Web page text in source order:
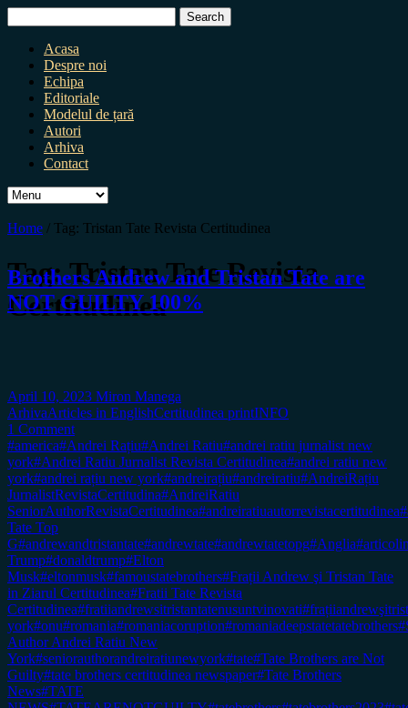
for:
Acasa
Despre noi
Echipa
Editoriale
Modelul de țară
Autori
Arhiva
Contact
Home / Tag: Tristan Tate Revista Certitudinea
Tag:Tristan Tate Revista
Certitudinea
Brothers Andrew and Tristan Tate are
NOT GUILTY 100%
April 10, 2023 Miron Manega
ArhivaArticles in EnglishCertitudinea printINFO
1 Comment
#america#Andrei Rațiu#Andrei Ratiu#andrei ratiu jurnalist new
york#Andrei Ratiu Jurnalist Revista Certitudinea#andrei ratiu new
york#andrei rațiu new york#andreirațiu#andreiratiu#AndreiRațiu
JurnalistRevistaCertitudina#AndreiRatiu
SeniorAuthorRevistaCertitudinea#andreiratiuautorrevistacertitudinea
Tate Top
G#andrewandtristantate#andrewtate#andrewtatetopg#Anglia
Trump#donaldtrump#Elton
Musk#eltonmusk#famoustatebrothers#Frații Andrew şi Tristan Tate
in Ziarul Certitudinea#Fratii Tate Revista
Certitudinea#fratiiandrewsitristantatenusuntvinovati
york#onu#romania#romaniacoruption#romaniadeepstatetatebrothers
Author Andrei Ratiu New
York#seniorauthorandreiratiunewyork#tate#Tate Brothers are Not
Guilty#tate brothers certitudinea newspaper#Tate Brothers
News#TATE